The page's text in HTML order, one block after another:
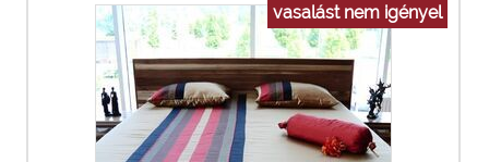
vasalást nem igényel